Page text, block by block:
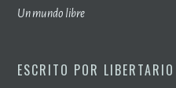
Un mundo libre
ESCRITO POR LIBERTARIO